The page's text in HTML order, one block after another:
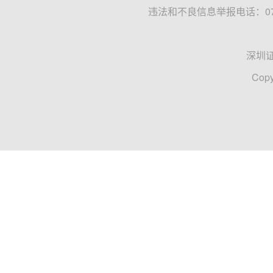
违法和不良信息举报电话：
深圳